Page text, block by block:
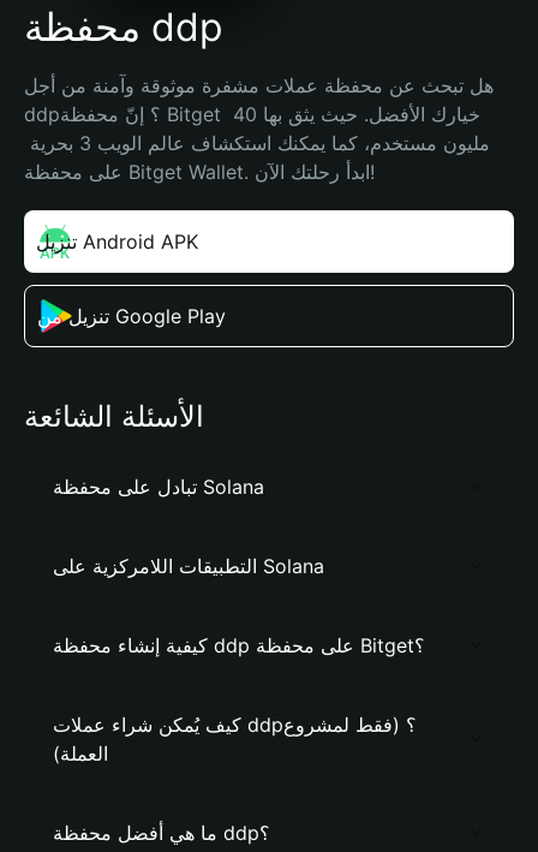
محفظة ddp
هل تبحث عن محفظة عملات مشفرة موثوقة وآمنة من أجل
ddp؟ إنّ محفظة Bitget خيارك الأفضل. حيث يثق بها 40
على محفظة Bitget Wallet. ابدأ رحلتك الآن!
تنزيل Android APK
تنزيل من Google Play
الأسئلة الشائعة
تبادل على محفظة Solana
التطبيقات اللامركزية على Solana
كيفية إنشاء محفظة ddp على محفظة Bitget؟
كيف يُمكن شراء عملات ddp؟ (فقط لمشروع
العملة)
ما هي أفضل محفظة ddp؟